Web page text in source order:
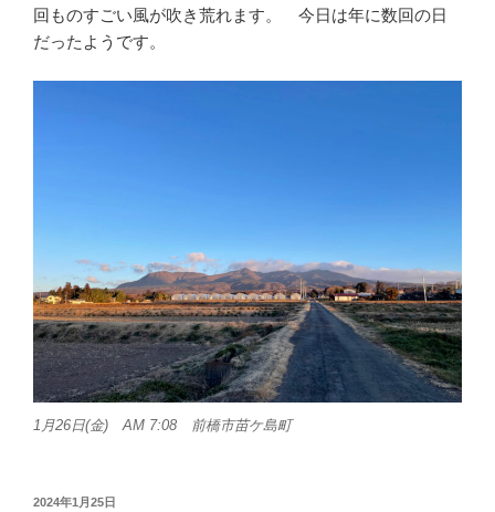
回ものすごい風が吹き荒れます。 今日は年に数回の日
だったようです。
1月26日(金) AM 7:08 前橋市苗ケ島町
投
2024年1月25日